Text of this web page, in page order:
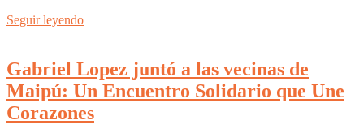
Seguir leyendo
Gabriel Lopez juntó a las vecinas de
Maipú: Un Encuentro Solidario que Une
Corazones